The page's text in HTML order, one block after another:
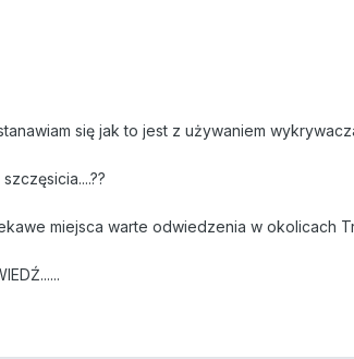
się jak to jest z używaniem
miejsca warte odwiedzenia w okolicach